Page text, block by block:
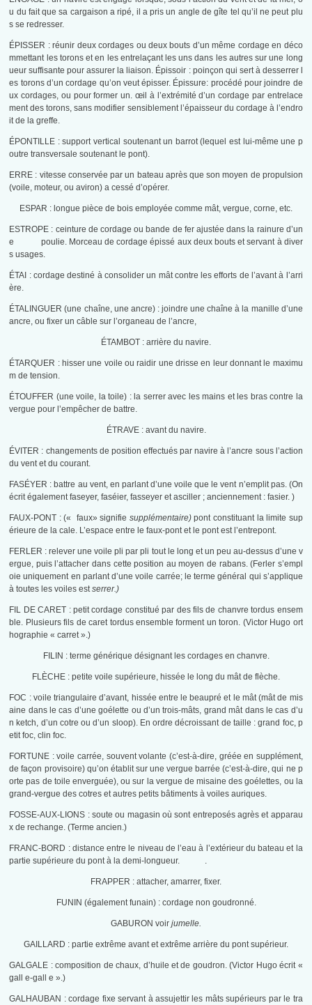
u du fait que sa cargaison a ripé, il a pris un angle de gîte tel qu’il ne peut plu
s se redresser.
ÉPISSER : réunir deux cordages ou deux bouts d’un même cordage en déco
mmettant les torons et en les entrelaçant les uns dans les autres sur une long
ueur suffisante pour assurer la liaison. Épissoir : poinçon qui sert à desserrer l
es torons d’un cordage qu’on veut épisser. Épissure: procédé pour joindre de
ux cordages, ou pour former un. œil à l’extrémité d’un cordage par entrelace
ment des torons, sans modifier sensiblement l’épaisseur du cordage à l’endro
it de la greffe.
ÉPONTILLE : support vertical soutenant un barrot (lequel est lui-même une p
outre transversale soutenant le pont).
ERRE : vitesse conservée par un bateau après que son moyen de propulsion
(voile, moteur, ou aviron) a cessé d’opérer.
ESPAR : longue pièce de bois employée comme mât, vergue, corne, etc.
ESTROPE : ceinture de cordage ou bande de fer ajustée dans la rainure d’un
e poulie. Morceau de cordage épissé aux deux bouts et servant à diver
s usages.
ÉTAI : cordage destiné à consolider un mât contre les efforts de l’avant à l’arri
ère.
ÉTALINGUER (une chaîne, une ancre) : joindre une chaîne à la manille d’une
ancre, ou fixer un câble sur l’organeau de l’ancre,
ÉTAMBOT : arrière du navire.
ÉTARQUER : hisser une voile ou raidir une drisse en leur donnant le maximu
m de tension.
ÉTOUFFER (une voile, la toile) : la serrer avec les mains et les bras contre la
vergue pour l’empêcher de battre.
ÉTRAVE : avant du navire.
ÉVITER : changements de position effectués par navire à l’ancre sous l’action
du vent et du courant.
FASÉYER : battre au vent, en parlant d’une voile que le vent n’emplit pas. (On
écrit également faseyer, faséier, fasseyer et asciller ; anciennement : fasier. )
FAUX-PONT : (« faux» signifie supplémentaire)pont constituant la limite sup
érieure de la cale. L’espace entre le faux-pont et le pont est l’entrepont.
FERLER : relever une voile pli par pli tout le long et un peu au-dessus d’une v
ergue, puis l’attacher dans cette position au moyen de rabans. (Ferler s’empl
oie uniquement en parlant d’une voile carrée; le terme général qui s’applique
à toutes les voiles estserrer.)
FIL DE CARET : petit cordage constitué par des fils de chanvre tordus ensem
ble. Plusieurs fils de caret tordus ensemble forment un toron. (Victor Hugo ort
hographie « carret ».)
FILIN : terme générique désignant les cordages en chanvre.
FLÈCHE : petite voile supérieure, hissée le long du mât de flèche.
FOC : voile triangulaire d’avant, hissée entre le beaupré et le mât (mât de mis
aine dans le cas d’une goélette ou d’un trois-mâts, grand mât dans le cas d’u
n ketch, d’un cotre ou d’un sloop). En ordre décroissant de taille : grand foc, p
etit foc, clin foc.
FORTUNE : voile carrée, souvent volante (c’est-à-dire, gréée en supplément,
de façon provisoire) qu’on établit sur une vergue barrée (c’est-à-dire, qui ne p
orte pas de toile enverguée), ou sur la vergue de misaine des goé­lettes, ou la
grand-vergue des cotres et autres petits bâtiments à voiles auriques.
FOSSE-AUX-LIONS : soute ou magasin où sont entreposés agrès et apparau
x de rechange. (Terme ancien.)
FRANC-BORD : distance entre le niveau de l’eau à l’extérieur du bateau et la
partie supérieure du pont à la demi-longueur. .
FRAPPER : attacher, amarrer, fixer.
FUNIN (également funain) : cordage non goudronné.
GABURON voir jumelle.
GAILLARD : partie extrême avant et extrême arrière du pont supérieur.
GALGALE : composition de chaux, d’huile et de goudron. (Victor Hugo écrit «
gall e-gall e ».)
GALHAUBAN : cordage fixe servant à assujettir les mâts supérieurs par le tra